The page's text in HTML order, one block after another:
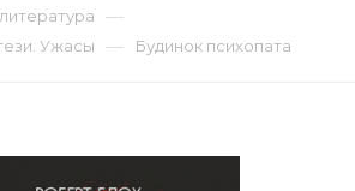
—
Ужасы — Будинок психопата